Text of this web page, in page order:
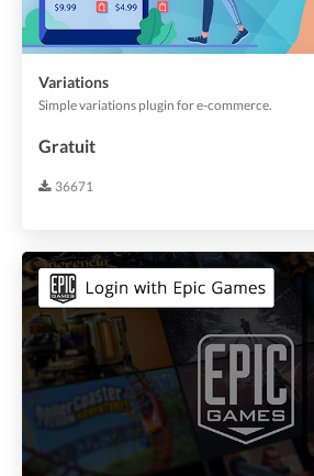
Variations
Simple variations plugin for e-commerce.
Gratuit
36671